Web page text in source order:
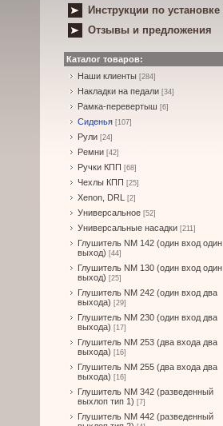
Инструкции по установке
Отзывы и предложения
Каталог товаров:
Наши клиенты [284]
Накладки на педали [34]
Рамка-перевертыш [6]
Сиденья [107]
Рули [24]
Ремни [42]
Ручки КПП [68]
Чехлы КПП [25]
Xenon, DRL [2]
Универсальное [52]
Универсальные насадки [211]
Глушитель NM 142 (один вход один
выход) [44]
Глушитель NM 130 (один вход один
выход) [25]
Глушитель NM 242 (один вход два
выхода) [29]
Глушитель NM 230 (один вход два
выхода) [17]
Глушитель NM 253 (два входа два
выхода) [16]
Глушитель NM 255 (два входа два
выхода) [16]
Глушитель NM 342 (разведенный
выхлоп тип 1) [7]
Глушитель NM 442 (разведенный